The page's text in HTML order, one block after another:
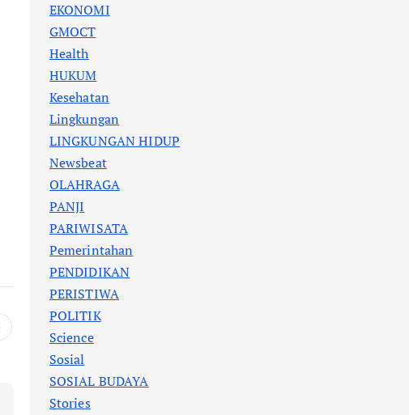
EKONOMI
GMOCT
Health
HUKUM
Kesehatan
Lingkungan
LINGKUNGAN HIDUP
Newsbeat
OLAHRAGA
PANJI
PARIWISATA
Pemerintahan
PENDIDIKAN
PERISTIWA
POLITIK
Science
Sosial
SOSIAL BUDAYA
Stories